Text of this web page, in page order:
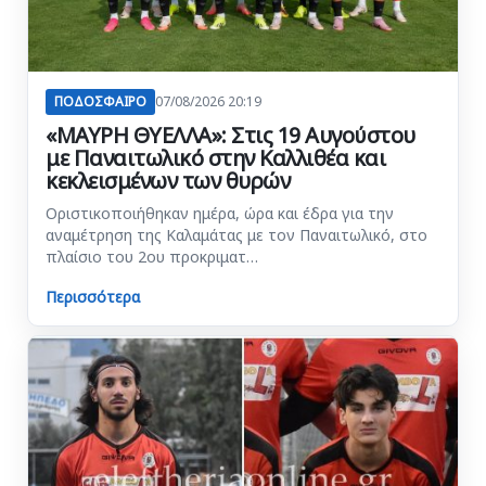
ΠΟΔΟΣΦΑΙΡΟ 07/08/2026 20:19
«ΜΑΥΡΗ ΘΥΕΛΛΑ»: Στις 19 Αυγούστου
με Παναιτωλικό στην Καλλιθέα και
κεκλεισμένων των θυρών
Οριστικοποιήθηκαν ημέρα, ώρα και έδρα για την
αναμέτρηση της Καλαμάτας με τον Παναιτωλικό, στο
πλαίσιο του 2ου προκριματ…
Περισσότερα